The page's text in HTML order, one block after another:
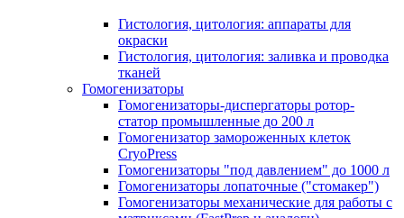
Гистология, цитология: аппараты для
окраски
Гистология, цитология: заливка и проводка
тканей
Гомогенизаторы
Гомогенизаторы-диспергаторы ротор-
статор промышленные до 200 л
Гомогенизатор замороженных клеток
CryoPress
Гомогенизаторы "под давлением" до 1000 л
Гомогенизаторы лопаточные ("стомакер")
Гомогенизаторы механические для работы с